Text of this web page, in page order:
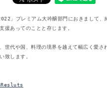
」プレミアム大吟醸部門におきまして
援あってのことと存じます。
世代や国、料理の境界を越えて幅広く愛
致します。